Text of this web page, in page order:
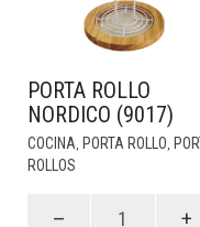
PORTA ROLLO
NORDICO (9017)
COCINA, PORTA ROLLO,
ROLLOS
Rollo